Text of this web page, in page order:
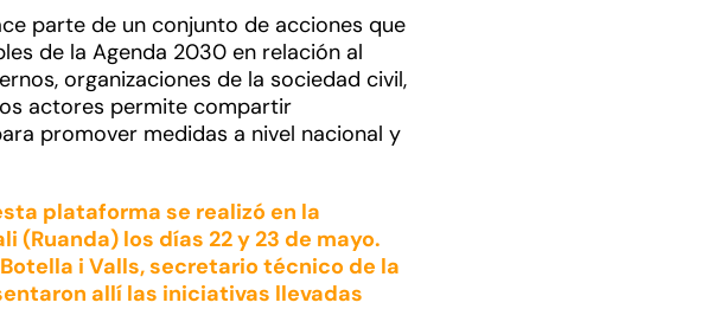
parte de un conjunto de acciones que
de la Agenda 2030 en relación al
organizaciones de la sociedad civil,
actores permite compartir
promover medidas a nivel nacional y
plataforma se realizó en la
(Ruanda) los días 22 y 23 de mayo.
i Valls, secretario técnico de la
allí las iniciativas llevadas